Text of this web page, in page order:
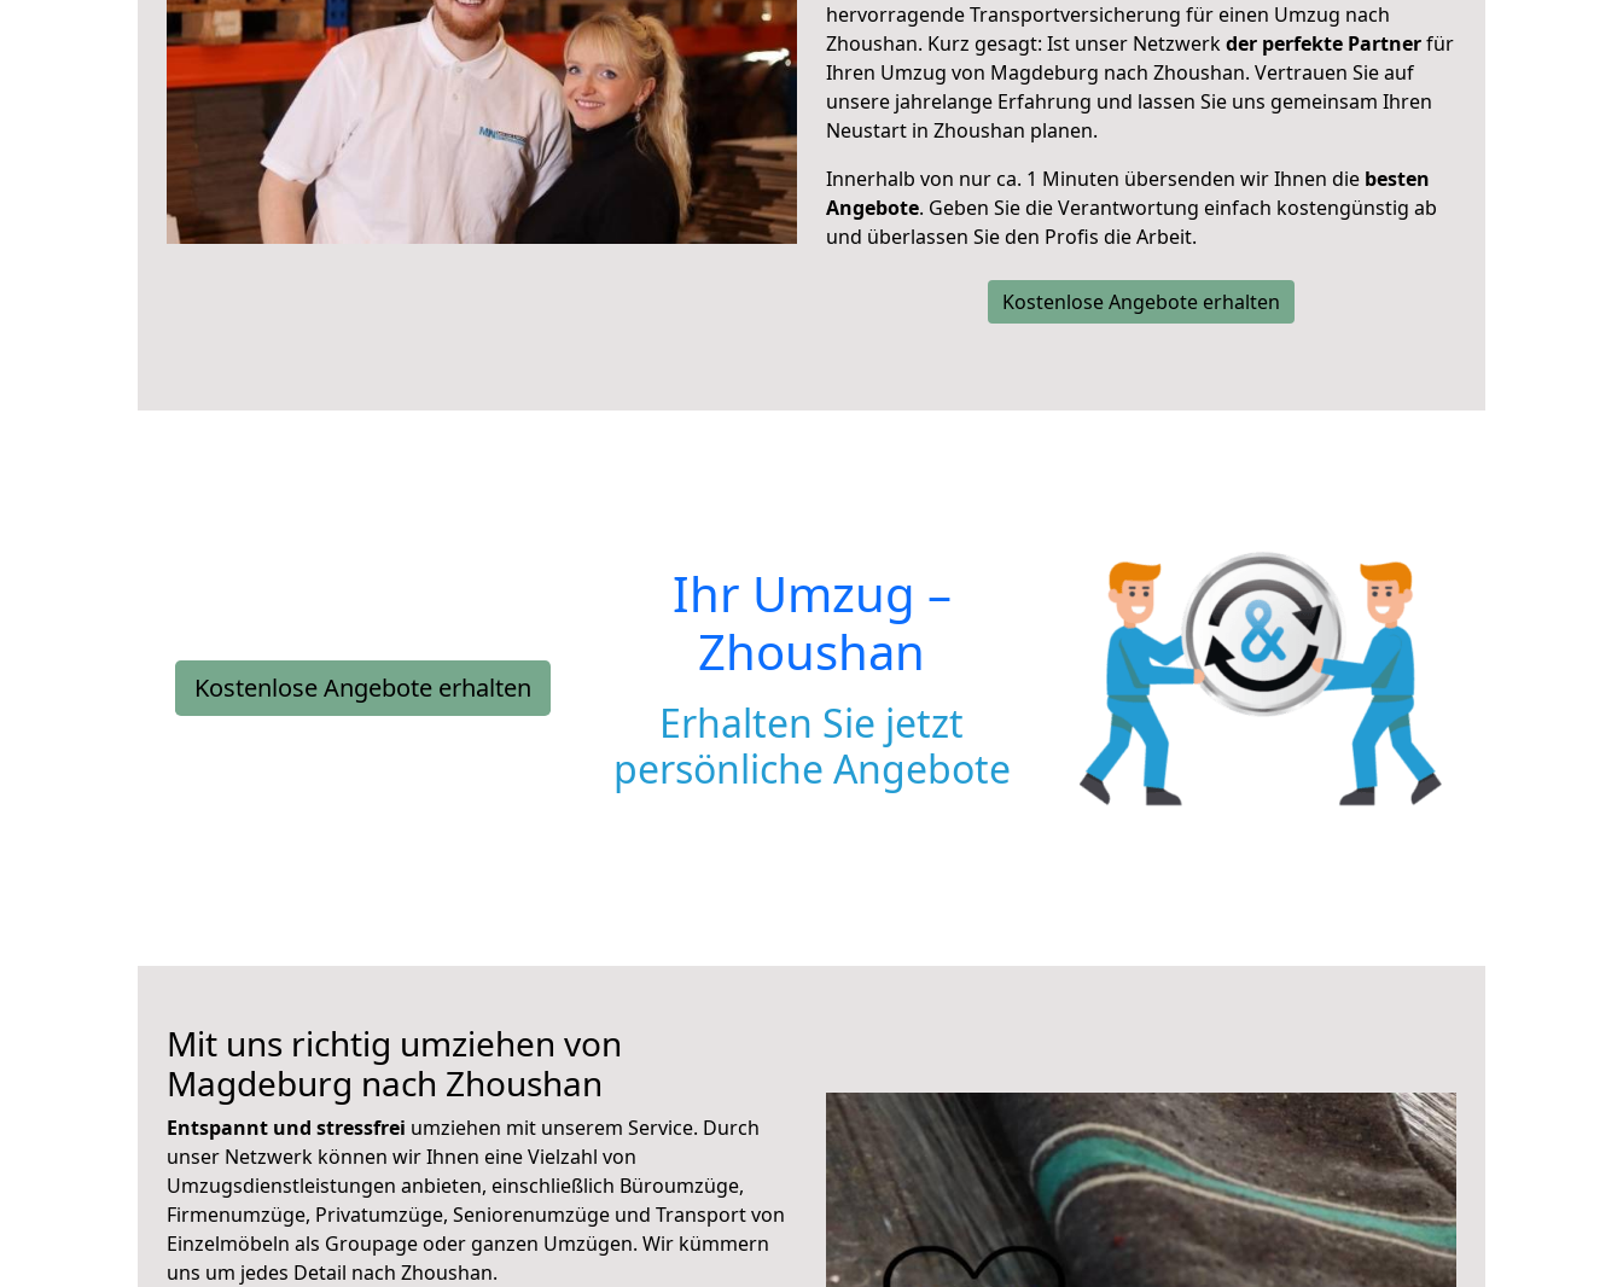
hervorragende Transportversicherung für einen Umzug nach
Zhoushan. Kurz gesagt: Ist unser Netzwerkder perfekte Partnerfür
Ihren Umzug von Magdeburg nach Zhoushan. Vertrauen Sie auf
unsere jahrelange Erfahrung und lassen Sie uns gemeinsam Ihren
Neustart in Zhoushan planen.
Innerhalb von nur ca. 1 Minuten übersenden wir Ihnen die besten
Angebote. Geben Sie die Verantwortung einfach kostengünstig ab
und überlassen Sie den Profis die Arbeit.
Kostenlose Angebote erhalten
Kostenlose Angebote erhalten
Ihr Umzug –
Zhoushan
Erhalten Sie jetzt
persönliche Angebote
Mit uns richtig umziehen von
Magdeburg nach Zhoushan
Entspannt und stressfrei umziehen mit unserem Service. Durch
unser Netzwerk können wir Ihnen eine Vielzahl von
Umzugsdienstleistungen anbieten, einschließlich Büroumzüge,
Firmenumzüge, Privatumzüge, Seniorenumzüge und Transport von
Einzelmöbeln als Groupage oder ganzen Umzügen. Wir kümmern
uns um jedes Detail nach Zhoushan.